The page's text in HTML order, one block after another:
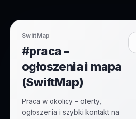
SwiftMap
#praca –
ogłoszenia i mapa
(SwiftMap)
Praca w okolicy – oferty,
ogłoszenia i szybki kontakt na